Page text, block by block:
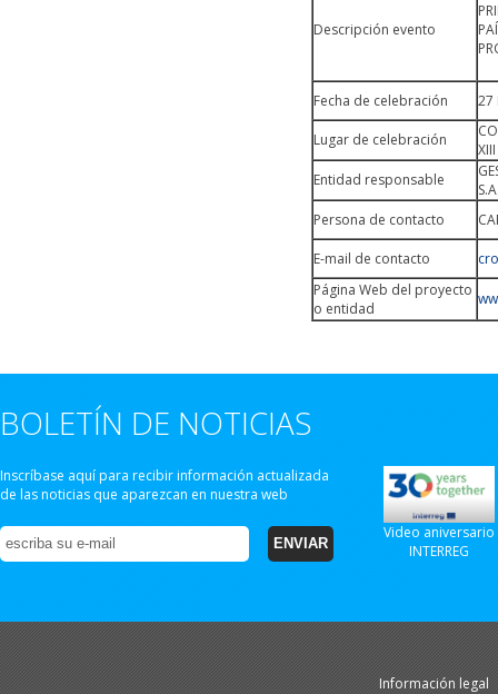
Descripción evento
Fecha de celebración 27
Lugar de celebración
Entidad responsable
Persona de contacto
E-mail de contacto
Página Web del proyecto
o entidad
BOLETÍN DE NOTICIAS
Inscríbase aquí para recibir información actualizada
de las noticias que aparezcan en nuestra web
Video aniversario
INTERREG
Información legal